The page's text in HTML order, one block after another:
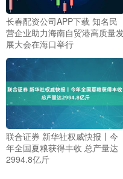
长春配资公司APP下载 知名民
营企业助力海南自贸港高质量
展大会在海口举行
联合证券 新华社权威快报丨今
年全国夏粮获得丰收 总产量达
2994.8亿斤